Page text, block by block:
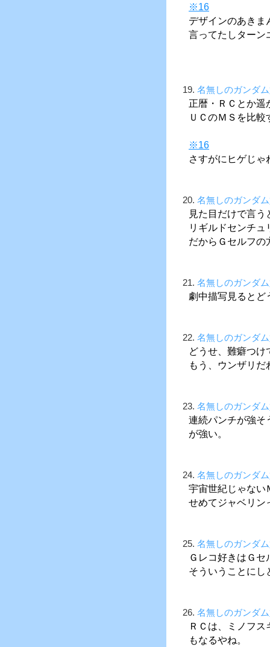
※16
デザインのあきま
言ってたしターン
19. 名無しのガンダ
正暦・ＲＣとか遥
ＵＣのＭＳを比
※16
さすがにヒゲじゃ
20. 名無しのガンダ
見た目だけで言
リギルドセンチ
だからＧセルフの
21. 名無しのガンダ
劇中描写見るとど
22. 名無しのガンダ
どうせ、難癖つけ
もう、ウンザリだ
23. 名無しのガンダ
連続パンチが強そ
が強い。
24. 名無しのガンダ
宇宙世紀じゃない
せめてジャベリン
25. 名無しのガンダ
Ｇレコ好きはＧ
そういうことにし
26. 名無しのガンダ
ＲＣは、ミノフ
もなるやね。